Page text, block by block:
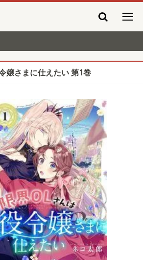
嬢さまに仕えたい 第1巻